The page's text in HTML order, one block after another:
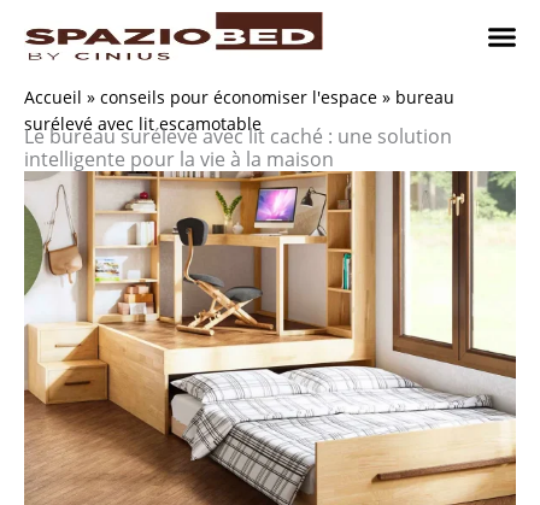
Accueil » conseils pour économiser l'espace » bureau
surélevé avec lit escamotable
Le bureau surélevé avec lit caché : une solution
intelligente pour la vie à la maison